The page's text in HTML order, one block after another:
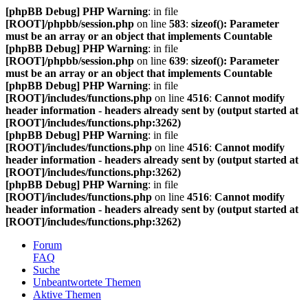
[phpBB Debug] PHP Warning: in file
[ROOT]/phpbb/session.php on line 583: sizeof(): Parameter
must be an array or an object that implements Countable
[phpBB Debug] PHP Warning: in file
[ROOT]/phpbb/session.php on line 639: sizeof(): Parameter
must be an array or an object that implements Countable
[phpBB Debug] PHP Warning: in file
[ROOT]/includes/functions.php on line 4516: Cannot modify
header information - headers already sent by (output started at
[ROOT]/includes/functions.php:3262)
[phpBB Debug] PHP Warning: in file
[ROOT]/includes/functions.php on line 4516: Cannot modify
header information - headers already sent by (output started at
[ROOT]/includes/functions.php:3262)
[phpBB Debug] PHP Warning: in file
[ROOT]/includes/functions.php on line 4516: Cannot modify
header information - headers already sent by (output started at
[ROOT]/includes/functions.php:3262)
Forum
FAQ
Suche
Unbeantwortete Themen
Aktive Themen